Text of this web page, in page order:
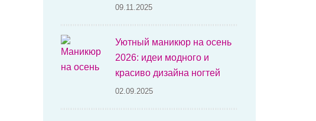
09.11.2025
Уютный маникюр на осень
2026: идеи модного и
красиво дизайна ногтей
02.09.2025